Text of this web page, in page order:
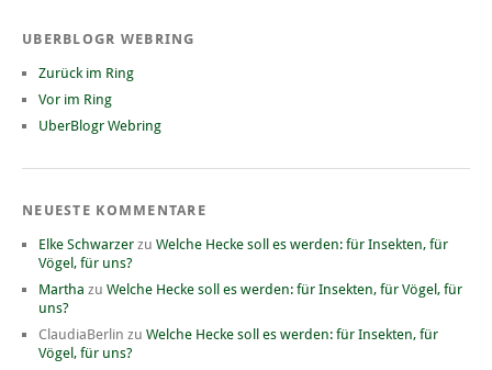
UBERBLOGR WEBRING
Zurück im Ring
Vor im Ring
UberBlogr Webring
NEUESTE KOMMENTARE
Elke Schwarzer zu Welche Hecke soll es werden: für Insekten, für
Vögel, für uns?
Martha zu Welche Hecke soll es werden: für Insekten, für Vögel, für
uns?
ClaudiaBerlin zu Welche Hecke soll es werden: für Insekten, für
Vögel, für uns?